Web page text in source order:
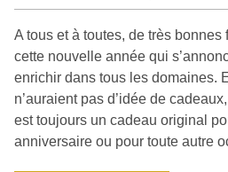
A tous et à toutes, de très bonnes
cette nouvelle année qui
enrichir dans tous les domaines.
n’auraient pas d’idée de
est toujours un cadeau original
anniversaire ou pour toute autre